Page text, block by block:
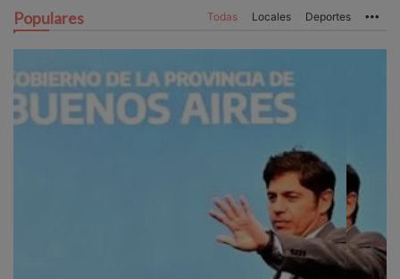
Populares Todas Locales Deportes